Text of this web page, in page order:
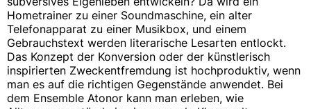
Hometrainer zu einer Soundmaschine, ein alter
Telefonapparat zu einer Musikbox, und einem
Gebrauchstext werden literarische Lesarten entlockt.
Das Konzept der Konversion oder der künstlerisch
inspirierten Zweckentfremdung ist hochproduktiv, wenn
man es auf die richtigen Gegenstände anwendet. Bei
dem Ensemble Atonor kann man erleben, wie